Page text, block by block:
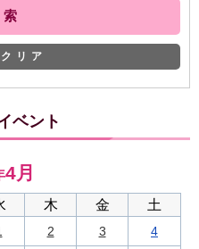
リア
ベント
4月
木 金 土
2 3 4